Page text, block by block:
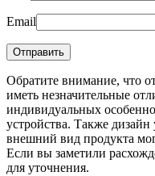
Email
Обратите внимание, что
иметь незначительные
индивидуальных
устройства. Также
внешний вид продукта
Если вы заметили
для уточнения.